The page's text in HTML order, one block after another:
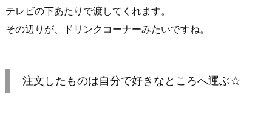
テレビの下あたりで渡してくれます。
その辺りが、ドリンクコーナーみたいですね。
注文したものは自分で好きなところへ運ぶ☆